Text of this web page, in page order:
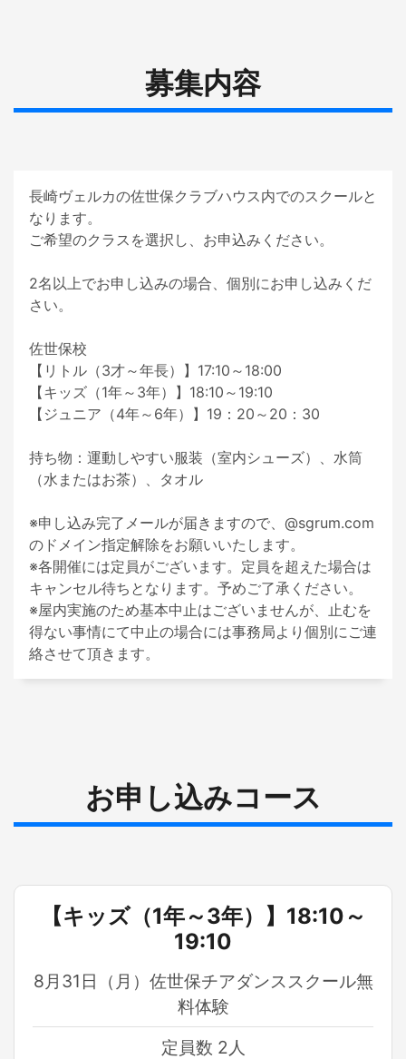
募集内容
長崎ヴェルカの佐世保クラブハウス内でのスクールと
なります。
ご希望のクラスを選択し、お申込みください。
2名以上でお申し込みの場合、個別にお申し込みくだ
さい。
佐世保校
【リトル（3才～年長）】17:10～18:00
【キッズ（1年～3年）】18:10～19:10
【ジュニア（4年～6年）】19：20～20：30
持ち物：運動しやすい服装（室内シューズ）、水筒
（水またはお茶）、タオル
※申し込み完了メールが届きますので、@sgrum.com
のドメイン指定解除をお願いいたします。
※各開催には定員がございます。定員を超えた場合は
キャンセル待ちとなります。予めご了承ください。
※屋内実施のため基本中止はございませんが、止むを
得ない事情にて中止の場合には事務局より個別にご連
絡させて頂きます。
お申し込みコース
【キッズ（1年～3年）】18:10～
19:10
8月31日（月）佐世保チアダンススクール無
料体験
定員数 2人